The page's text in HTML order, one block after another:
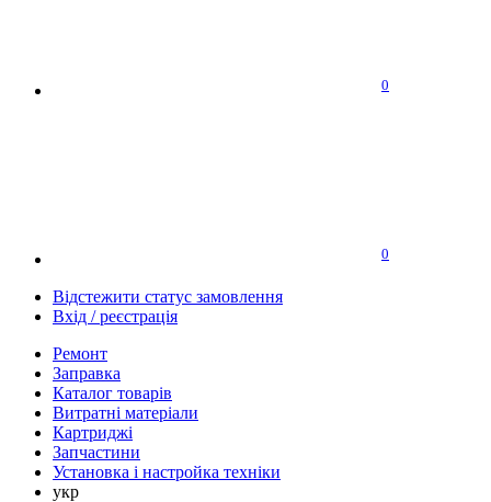
0
0
Відстежити статус замовлення
Вхід / реєстрація
Ремонт
Заправка
Каталог товарів
Витратні матеріали
Картриджі
Запчастини
Установка і настройка техніки
укр